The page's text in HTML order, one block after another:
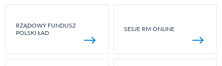
RZĄDOWY FUNDUSZ
POLSKI ŁAD
SESJE RM ONLINE